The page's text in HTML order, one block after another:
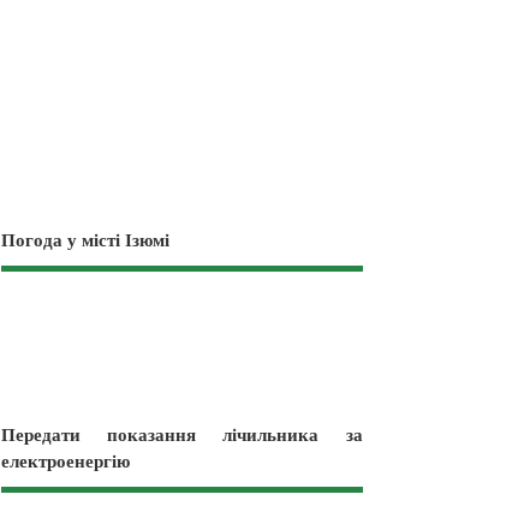
Погода у місті Ізюмі
Передати показання лічильника за
електроенергію